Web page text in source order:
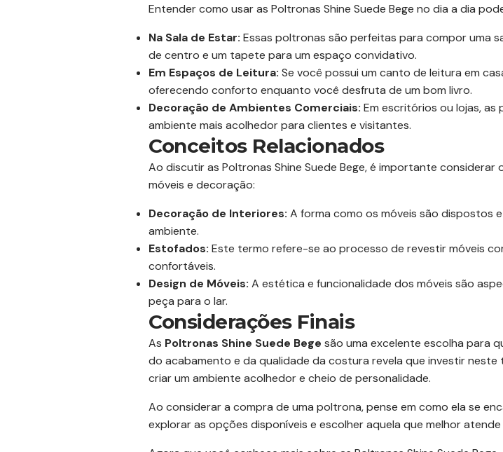
Entender como usar as Poltronas Shine Suede Bege no dia a dia
Na Sala de Estar: Essas poltronas são perfeitas para compor uma
de centro e um tapete para um espaço convidativo.
Em Espaços de Leitura: Se você possui um canto de leitura em
oferecendo conforto enquanto você desfruta de um bom livro.
Decoração de Ambientes Comerciais: Em escritórios ou lojas,
ambiente mais acolhedor para clientes e visitantes.
Conceitos Relacionados
Ao discutir as Poltronas Shine Suede Bege, é importante
móveis e decoração:
Decoração de Interiores: A forma como os móveis são dispostos
ambiente.
Estofados: Este termo refere-se ao processo de revestir móveis
confortáveis.
Design de Móveis: A estética e funcionalidade dos móveis são
peça para o lar.
Considerações Finais
As Poltronas Shine Suede Bege são uma excelente escolha para
do acabamento e da qualidade da costura revela que investir
criar um ambiente acolhedor e cheio de personalidade.
Ao considerar a compra de uma poltrona, pense em como ela se
explorar as opções disponíveis e escolher aquela que melhor